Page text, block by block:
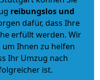
reibungslos und
dafür, dass Ihre
erfüllt werden. Wir
um Ihnen zu helfen
Ihr Umzug nach
ist.